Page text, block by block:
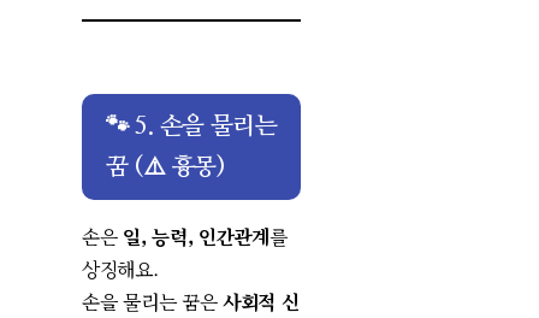
🐾 5. 손을 물리는
꿈 (⚠️ 흉몽)
손은 일, 능력, 인간관계를
상징해요.
손을 물리는 꿈은사회적 신